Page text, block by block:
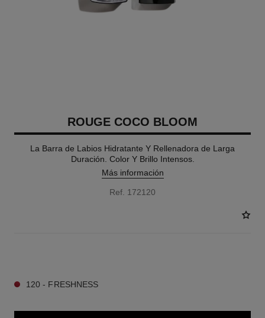
ROUGE COCO BLOOM
La Barra de Labios Hidratante Y Rellenadora de Larga
Duración. Color Y Brillo Intensos.
Más información
Ref. 172120
120 - FRESHNESS